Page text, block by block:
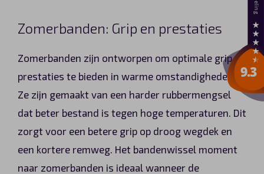
Zomerbanden: Grip en prestaties
Zomerbanden zijn ontworpen om optimale grip en
prestaties te bieden in warme omstandigheden.
Ze zijn gemaakt van een harder rubbermengsel
dat beter bestand is tegen hoge temperaturen. Dit
zorgt voor een betere grip op droog wegdek en
een kortere remweg. Het bandenwissel moment
naar zomerbanden is ideaal wanneer de